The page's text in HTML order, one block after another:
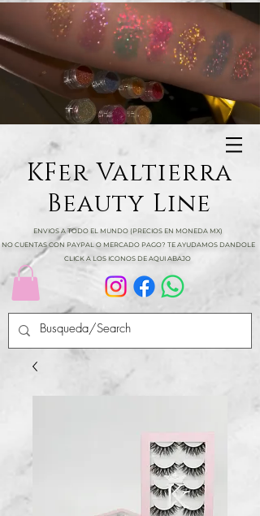
KFer Valtierra
Beauty Line
ENVIOS A TODO EL MUNDO (PRECIOS EN MONEDA MX)
NO CUENTAS CON PAYPAL O MERCADO PAGO? TE AYUDAMOS DANDOLE
CLICK A LOS ICONOS DE AQUI ABAJO